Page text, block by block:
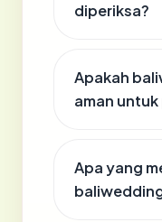
diperiksa?
Apakah
aman
Apa yang